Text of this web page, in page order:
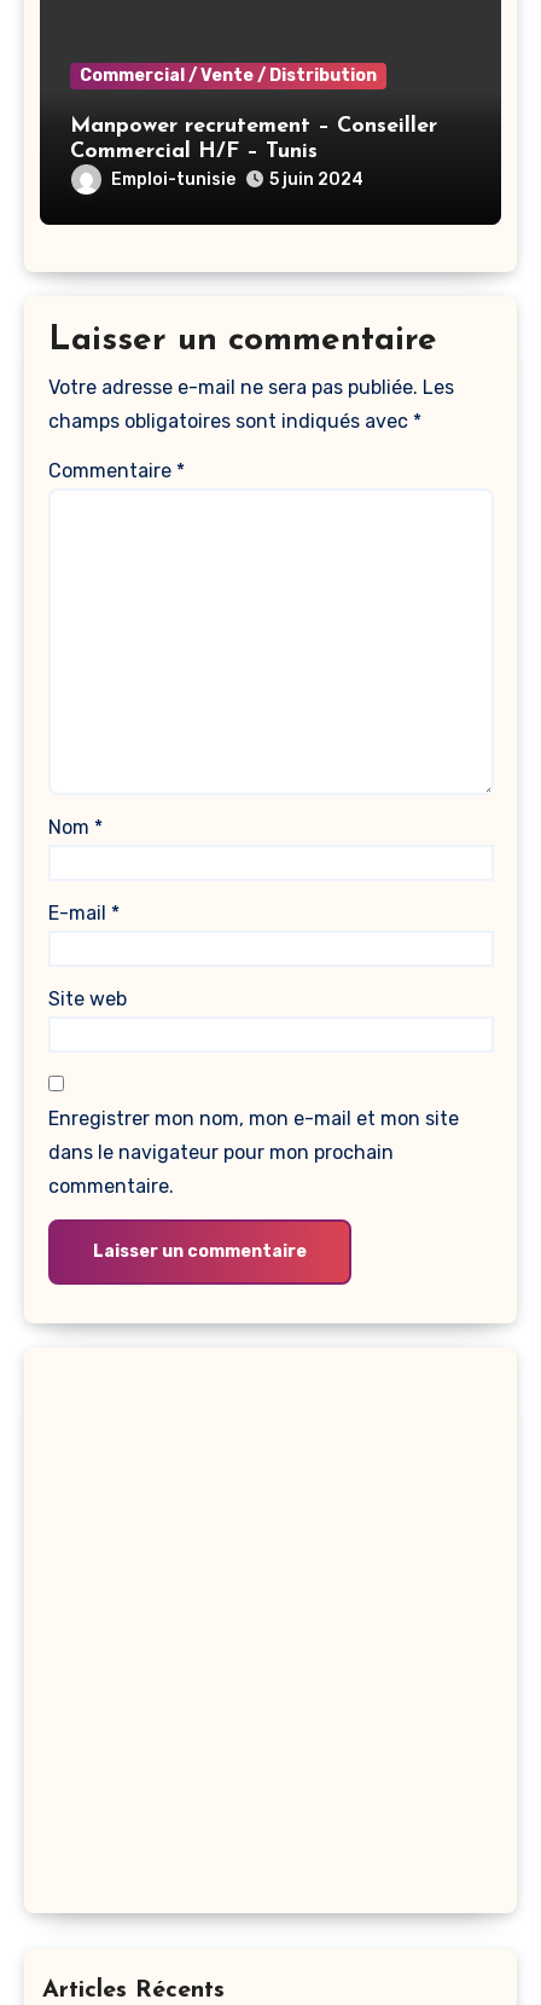
Commercial / Vente / Distribution
Manpower recrutement – Conseiller
Commercial H/F – Tunis
Emploi-tunisie 5 juin 2024
Laisser un commentaire
Votre adresse e-mail ne sera pas publiée. Les
champs obligatoires sont indiqués avec *
Commentaire *
Nom *
E-mail *
Site web
Enregistrer mon nom, mon e-mail et mon site
dans le navigateur pour mon prochain
commentaire.
Articles Récents